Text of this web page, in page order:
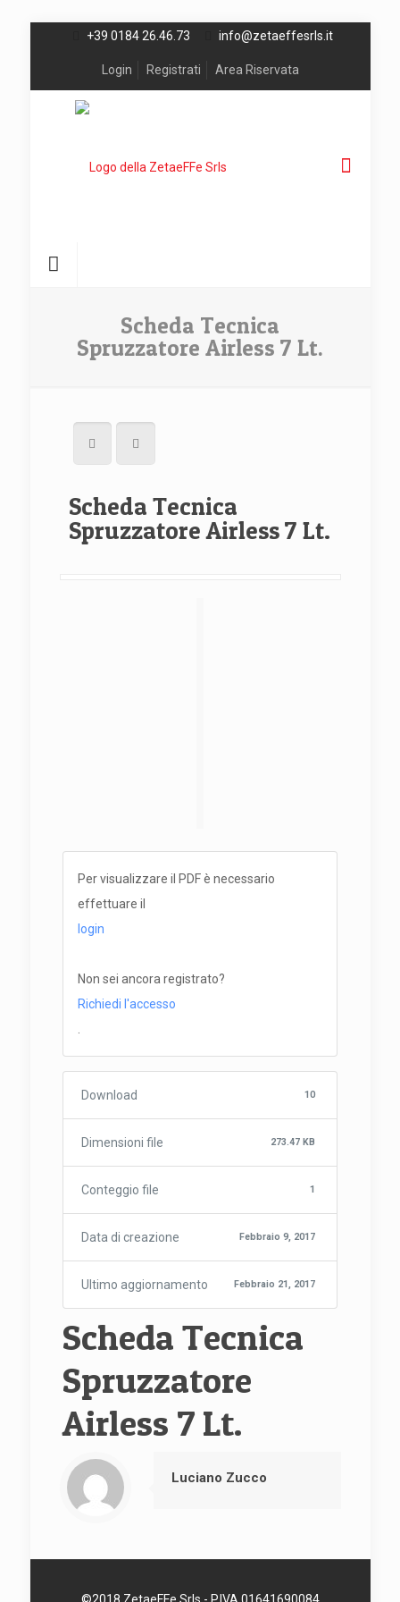
+39 0184 26.46.73 info@zetaeffesrls.it
Login Registrati Area Riservata
Scheda Tecnica
Spruzzatore Airless 7 Lt.
Scheda Tecnica
Spruzzatore Airless 7 Lt.
Per visualizzare il PDF è necessario
effettuare il
login
Non sei ancora registrato?
Richiedi l'accesso
Download 10
Dimensioni file 273.47 KB
Conteggio file 1
Data di creazione Febbraio 9, 2017
Ultimo aggiornamento Febbraio 21, 2017
Scheda Tecnica
Spruzzatore
Airless 7 Lt.
Luciano Zucco